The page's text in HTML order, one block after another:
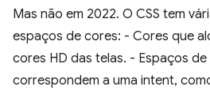
Mas não em 2022. O CSS tem
espaços de cores: - Cores que
cores HD das telas. - Espaços
correspondem a uma intent,